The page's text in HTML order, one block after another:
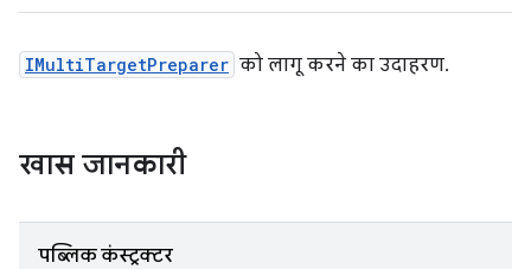
IMultiTargetPreparer को लागू करने का उदाहरण.
खास जानकारी
पब्लिक कंस्ट्रक्टर